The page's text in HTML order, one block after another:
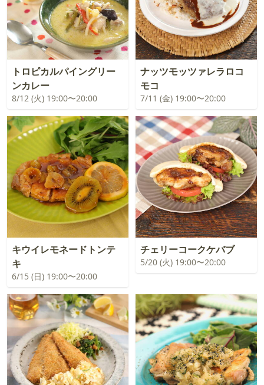
トロピカルパイングリー
ンカレー
8/12 (火) 19:00〜20:00
ナッツモッツァレラロコ
モコ
7/11 (金) 19:00〜20:00
キウイレモネードトンテ
キ
6/15 (日) 19:00〜20:00
チェリーコークケバブ
5/20 (火) 19:00〜20:00